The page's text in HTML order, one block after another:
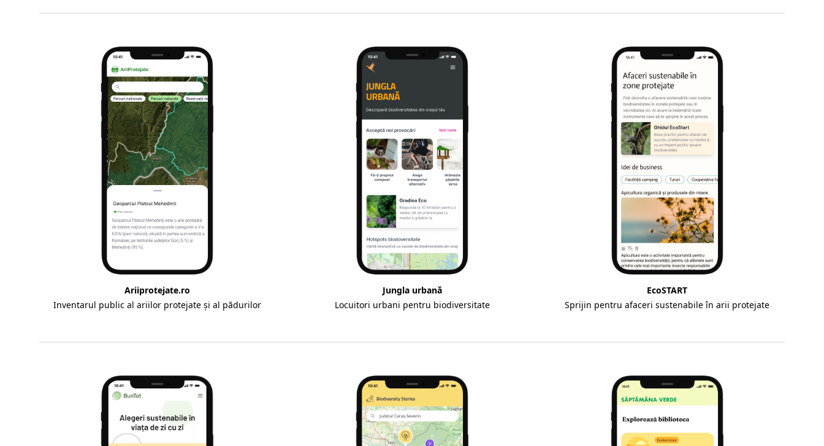
Ariiprotejate.ro
Inventarul public al ariilor protejate și al pădurilor
Jungla urbană
Locuitori urbani pentru biodiversitate
EcoSTART
Sprijin pentru afaceri sustenabile în arii protejate